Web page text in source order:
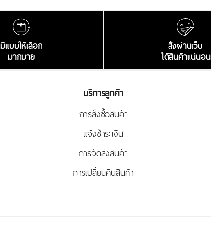
มีแบบให้เลือก
มากมาย
สั่งผ่านเว็บ
ได้สินค้าแน่นอน
บริการลูกค้า
การสั่งซื้อสินค้า
แจ้งชำระเงิน
การจัดส่งสินค้า
การเปลี่ยนคืนสินค้า